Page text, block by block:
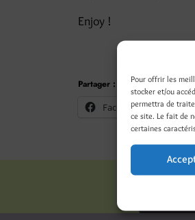
Pour offrir les
stocker et/ou
permettra de
ce site. Le fait de
certaines
Enjoy !
Partager :
Facebook